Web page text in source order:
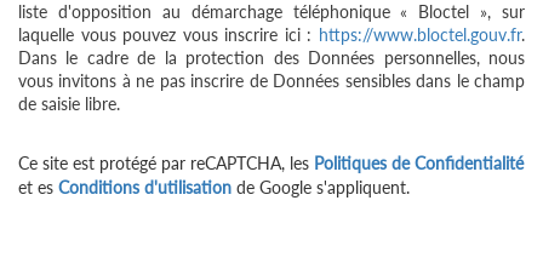
liste d'opposition au démarchage téléphonique « Bloctel », sur
laquelle vous pouvez vous inscrire ici : https://www.bloctel.gouv.fr.
Dans le cadre de la protection des Données personnelles, nous
vous invitons à ne pas inscrire de Données sensibles dans le champ
de saisie libre.
Ce site est protégé par reCAPTCHA, les Politiques de Confidentialité
et es Conditions d'utilisation de Google s'appliquent.